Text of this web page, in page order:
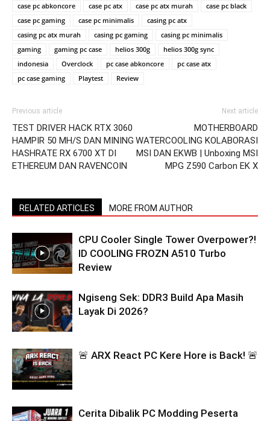
case pc abkoncore
case pc atx case pc atx murah
case pc black
case pc gaming
case pc minimalis
casing pc atx
casing pc atx murah
casing pc gaming
casing pc minimalis
gaming
gaming pc case helios 300g
helios 300g sync
indonesia
Overclock pc case abkoncore
pc case atx
pc case gaming
Playtest Review
Previous article
TEST DRIVER HACK RTX 3060
HAMPIR 50 MH/S DAN MINING
HASHRATE RX 6700 XT DI
ETHEREUM DAN RAVENCOIN
Next article
MOTHERBOARD
WATERCOOLING KOLABORASI
MSI DAN EKWB | Unboxing MSI
MPG Z590 Carbon EK X
RELATED ARTICLES MORE FROM AUTHOR
CPU Cooler Single Tower Overpower?!
ID COOLING FROZN A510 Turbo
Review
Ngiseng Sek: DDR3 Build Apa Masih
Layak Di 2026?
🚨 ARX React PC Kere Hore is Back! 🚨
Cerita Dibalik PC Modding Peserta